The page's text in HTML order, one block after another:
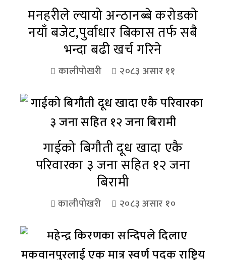
मनहरीले ल्यायो अन्ठानब्बे करोडको
नयाँ बजेट,पुर्वाधार बिकास तर्फ सबै
भन्दा बढी खर्च गरिने
कालीपोखरी २०८३ असार ११
गाईको बिगौती दूध खादा एकै
परिवारका ३ जना सहित १२ जना
बिरामी
कालीपोखरी २०८३ असार १०